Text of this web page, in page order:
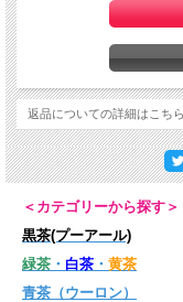
返品についての詳細はこちら
＜カテゴリーから探す＞
黒茶(プーアール)
緑茶 ・ 白茶 ・ 黄茶
青茶（ウーロン）